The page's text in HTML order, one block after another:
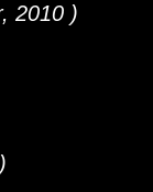
2010 )